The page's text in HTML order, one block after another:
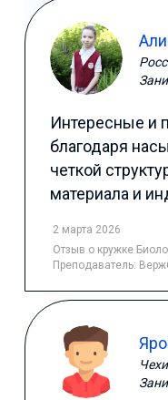
Интересные и
благодаря
четкой
материала и
2 марта 2026
Отзыв о кружке
Преподаватель: